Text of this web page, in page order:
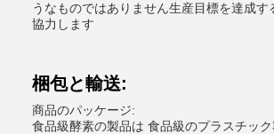
うなものではありません生産目標を達成す
協力します
梱包と輸送:
商品のパッケージ:
食品級酵素の製品は 食品級のプラスチッ